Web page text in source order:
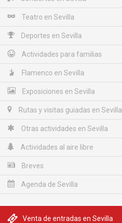
Teatro en Sevilla
Deportes en Sevilla
Actividades para familias
Flamenco en Sevilla
Exposiciones en Sevilla
Rutas y visitas guiadas en Sevilla
Otras actividades en Sevilla
Actividades al aire libre
Breves
Agenda de Sevilla
Venta de entradas en Sevilla